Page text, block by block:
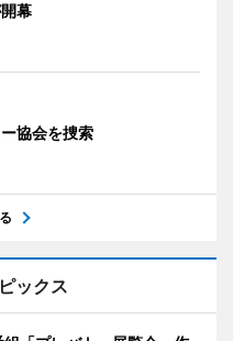
幕
協会を捜索
ックス